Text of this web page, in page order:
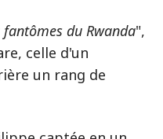
fantômes du Rwanda",
celle d'un
un rang de